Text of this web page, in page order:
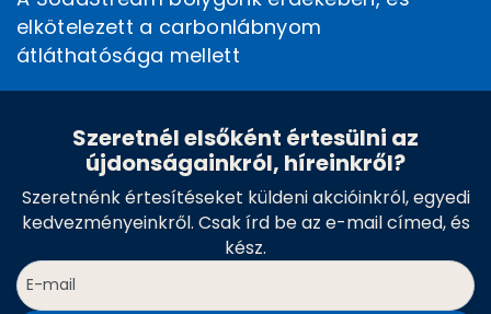
elkötelezett a carbonlábnyom
átláthatósága mellett
Szeretnél elsőként értesülni az
újdonságainkról, híreinkről?
Szeretnénk értesítéseket küldeni akcióinkról, egyedi
kedvezményeinkről. Csak írd be az e-mail címed, és
kész.